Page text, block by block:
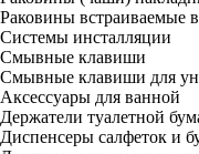
Раковины встраиваемые
Системы инсталляции
Смывные клавиши
Смывные клавиши для
Аксессуары для ванной
Держатели туалетной
Диспенсеры салфеток и